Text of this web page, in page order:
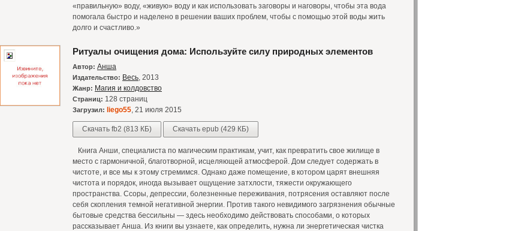
«правильную» воду, «живую» воду и как использовать заговоры и наговоры, чтобы эта вода
помогала быстро и наделено в решении ваших проблем, чтобы с помощью этой воды жить
долго и счастливо.»
Ритуалы очищения дома: Используйте силу природных элементов
Автор: Анша
Издательство: Весь, 2013
Жанр: Магия и колдовство
Страниц: 128 страниц
Загрузил: liego55, 21 июля 2015
Скачать fb2 (813 КБ) Скачать epub (429 КБ)
Книга Анши, специалиста по магическим практикам, учит, как превратить свое жилище в
место с гармоничной, благотворной, исцеляющей атмосферой. Дом следует содержать в
чистоте, и все мы к этому стремимся. Однако даже помещение, в котором царят внешняя
чистота и порядок, иногда вызывает ощущение затхлости, тяжести окружающего
пространства. Ссоры, депрессии, болезненные переживания, потрясения оставляют после
себя скопления темной негативной энергии. Против такого невидимого загрязнения обычные
бытовые средства бессильны — здесь необходимо действовать способами, о которых
рассказывает Анша. Из книги вы узнаете, как определить, нужна ли энергетическая чистка